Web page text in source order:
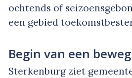
ochtends of
een gebied
Begin van een
Sterkenburg ziet